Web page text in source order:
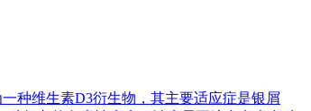
种维生素D3衍生物，其主要适应症是银屑